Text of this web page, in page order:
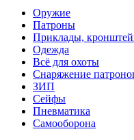
Оружие
Патроны
Приклады,
Одежда
Всё для охоты
Снаряжение
ЗИП
Сейфы
Пневматика
Самооборона